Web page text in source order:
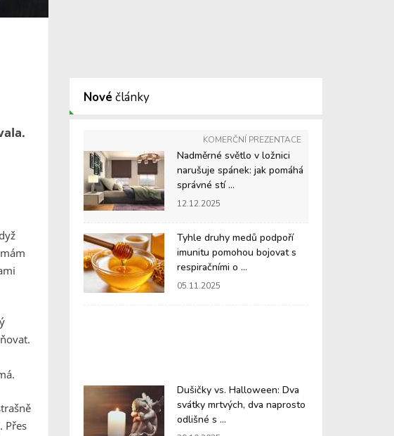
Přes
Nové články
KOMERČNÍ PREZENTACE
Nadměrné světlo v ložnici
narušuje spánek: jak pomáhá
správné stí ...
12.12.2025
Tyhle druhy medů podpoří
imunitu pomohou bojovat s
respiračními o ...
05.11.2025
Dušičky vs. Halloween: Dva
svátky mrtvých, dva naprosto
odlišné s ...